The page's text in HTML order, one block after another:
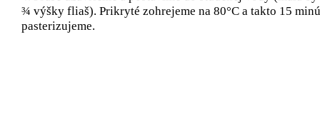
¾ výšky fliaš). Prikryté zohrejeme na 80°C a takto 15
pasterizujeme.